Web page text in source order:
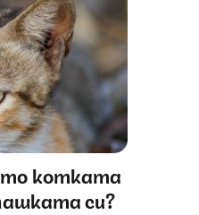
котката
си?